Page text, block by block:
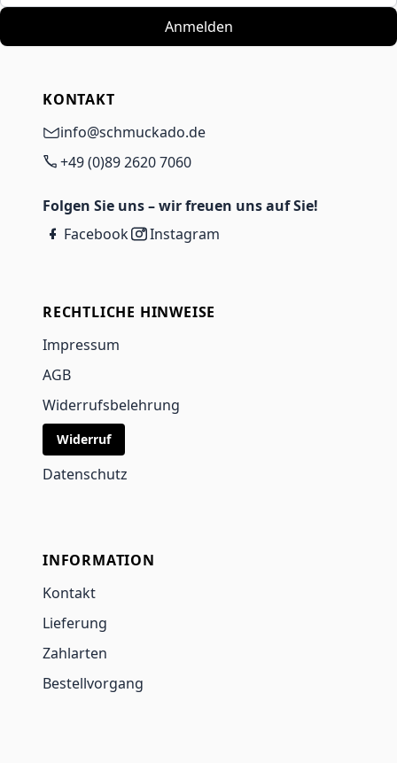
Anmelden
KONTAKT
info@schmuckado.de
+49 (0)89 2620 7060
Folgen Sie uns – wir freuen uns auf Sie!
Facebook
Instagram
RECHTLICHE HINWEISE
Impressum
AGB
Widerrufsbelehrung
Widerruf
Datenschutz
INFORMATION
Kontakt
Lieferung
Zahlarten
Bestellvorgang